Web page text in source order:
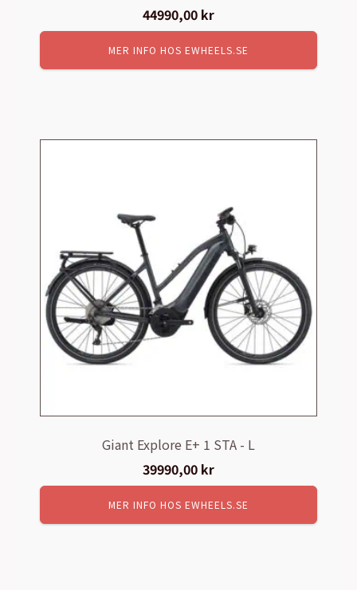
44990,00 kr
MER INFO HOS EWHEELS.SE
Giant Explore E+ 1 STA - L
39990,00 kr
MER INFO HOS EWHEELS.SE